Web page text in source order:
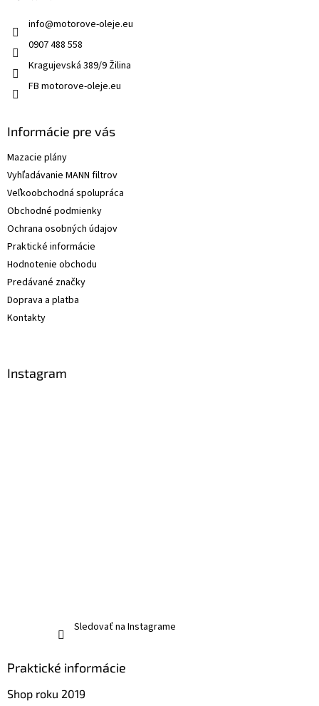
info@motorove-oleje.eu
0907 488 558
Kragujevská 389/9 Žilina
FB motorove-oleje.eu
Informácie pre vás
Mazacie plány
Vyhľadávanie MANN filtrov
Veľkoobchodná spolupráca
Obchodné podmienky
Ochrana osobných údajov
Praktické informácie
Hodnotenie obchodu
Predávané značky
Doprava a platba
Kontakty
Instagram
Sledovať na Instagrame
Praktické informácie
Shop roku 2019